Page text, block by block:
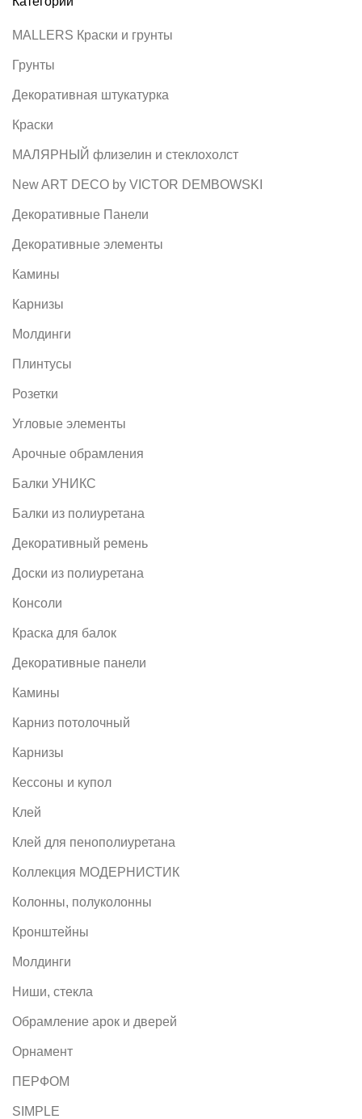
MALLERS Краски и грунты
Грунты
Декоративная штукатурка
Краски
MАЛЯРНЫЙ флизелин и стеклохолст
New ART DECO by VICTOR DEMBOWSKI
Декоративные Панели
Декоративные элементы
Камины
Карнизы
Молдинги
Плинтусы
Розетки
Угловые элементы
Арочные обрамления
Балки УНИКС
Балки из полиуретана
Декоративный ремень
Доски из полиуретана
Консоли
Краска для балок
Декоративные панели
Камины
Карниз потолочный
Карнизы
Кессоны и купол
Клей
Клей для пенополиуретана
Коллекция МОДЕРНИСТИК
Колонны, полуколонны
Кронштейны
Молдинги
Ниши, стекла
Обрамление арок и дверей
Орнамент
ПЕРФОМ
SIMPLE